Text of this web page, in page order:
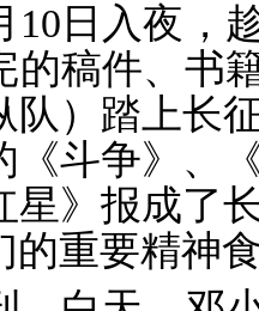
10日入夜，
的稿件、书
队）踏上长
《斗争》、
星》报成了
的重要精神